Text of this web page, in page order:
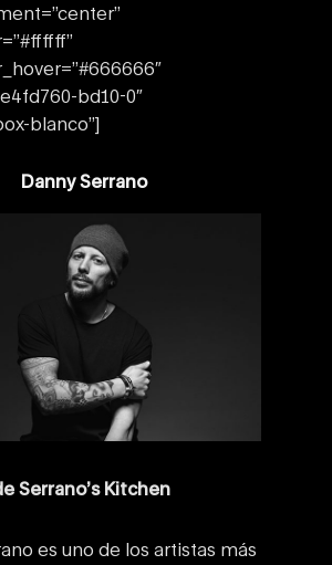
bd10-0″
blanco”]
Danny Serrano
Serrano’s Kitchen
es uno de los artistas más